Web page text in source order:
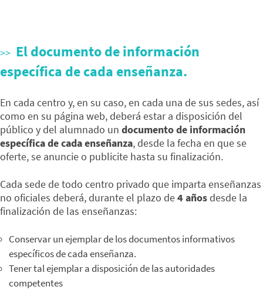
El documento de información
específica de cada enseñanza.
En cada centro y, en su caso, en cada una de sus sedes, así
como en su página web, deberá estar a disposición del
público y del alumnado un documento de información
específica de cada enseñanza, desde la fecha en que se
oferte, se anuncie o publicite hasta su finalización.
Cada sede de todo centro privado que imparta enseñanzas
no oficiales deberá, durante el plazo de4 añosdesde la
finalización de las enseñanzas:
Conservar un ejemplar de los documentos informativos
específicos de cada enseñanza.
Tener tal ejemplar a disposición de las autoridades
competentes